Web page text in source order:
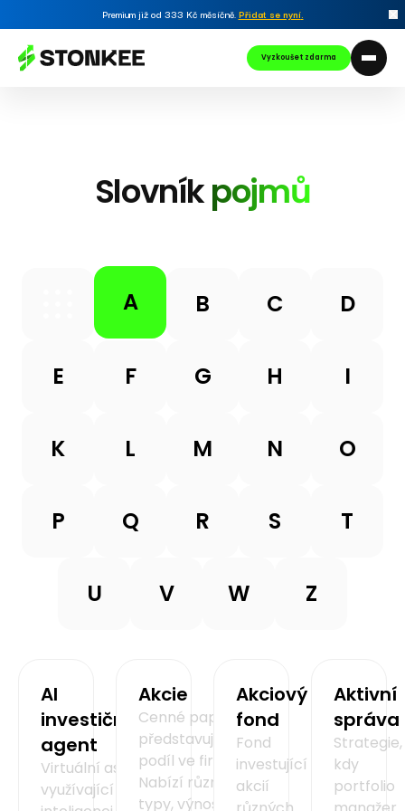
Premium již od 333 Kč měsíčně. Přidat se nyní.
Vyzkoušet zdarma
Slovníkpojmů
A B C D
E F G H I
K L M N O
P Q R S T
U V W Z
AI
investiční
agent
Virtuální asistent
využívající umělou
Akcie
Cenné papíry
představující
podíl ve firmě.
Nabízí různé
typy, výnosy a
Akciový
fond
Fond
investující do
akcií
Aktivní
správa
Strategie,
kdy
portfolio